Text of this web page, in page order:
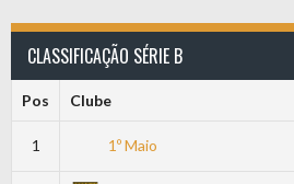
CLASSIFICAÇÃO SÉRIE B
Pos Clube
1 1º Maio